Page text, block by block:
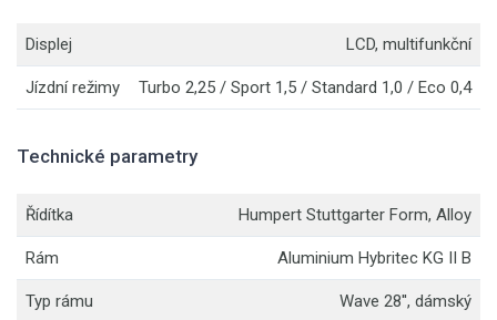
Displej LCD, multifunkční
Jízdní režimy Turbo 2,25 / Sport 1,5 / Standard 1,0 / Eco 0,4
Technické parametry
Řídítka Humpert Stuttgarter Form, Alloy
Rám Aluminium Hybritec KG II B
Typ rámu Wave 28'', dámský